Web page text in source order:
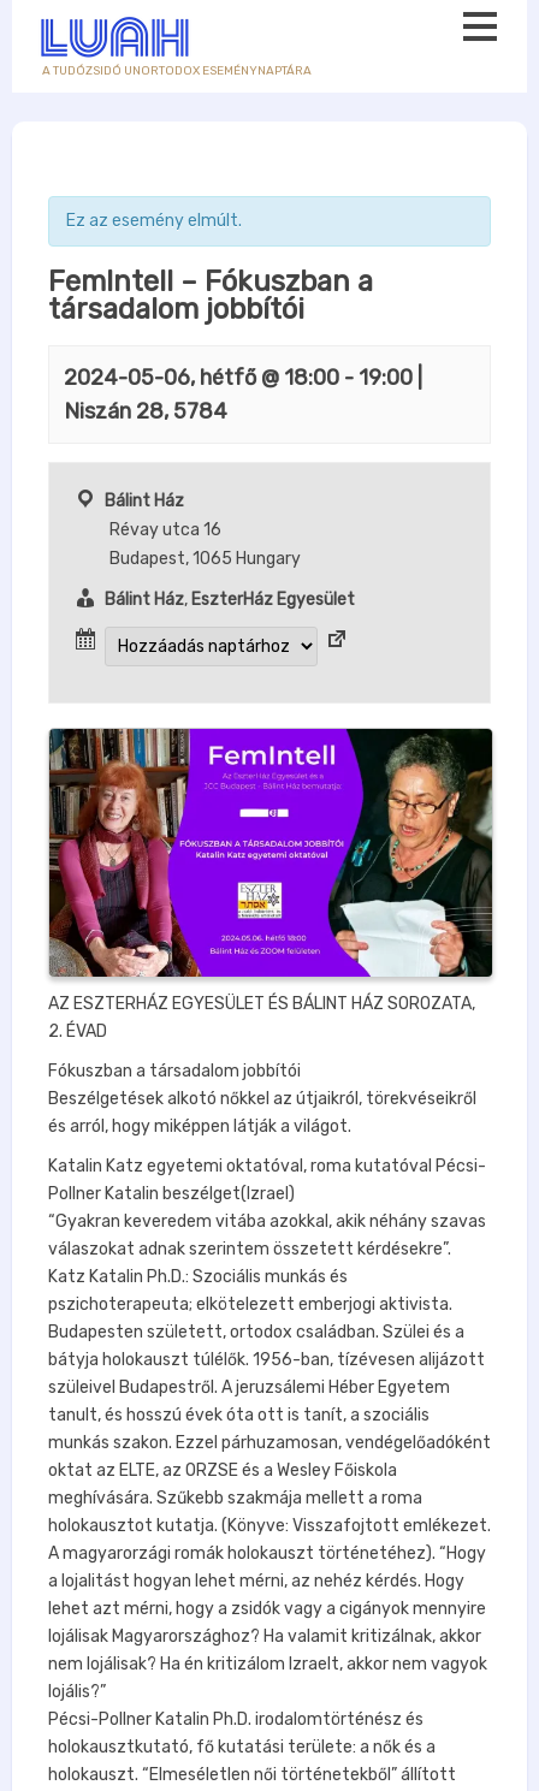
A TUDÓZSIDÓ UNORTODOX ESEMÉNYNAPTÁRA
Ez az esemény elmúlt.
FemIntell – Fókuszban a
társadalom jobbítói
2024-05-06, hétfő @ 18:00 - 19:00
Niszán 28, 5784
Bálint Ház
Révay utca 16
Budapest,1065 Hungary
Bálint Ház, EszterHáz Egyesület
AZ ESZTERHÁZ EGYESÜLET ÉS BÁLINT HÁZ SOROZATA,
2. ÉVAD
Fókuszban a társadalom jobbítói
Beszélgetések alkotó nőkkel az útjaikról, törekvéseikről
és arról, hogy miképpen látják a világot.
Katalin Katz egyetemi oktatóval, roma kutatóval Pécsi-
Pollner Katalin beszélget(Izrael)
“Gyakran keveredem vitába azokkal, akik néhány szavas
válaszokat adnak szerintem összetett kérdésekre”.
Katz Katalin Ph.D.: Szociális munkás és
pszichoterapeuta; elkötelezett emberjogi aktivista.
Budapesten született, ortodox családban. Szülei és a
bátyja holokauszt túlélők. 1956-ban, tízévesen alijázott
szüleivel Budapestről. A jeruzsálemi Héber Egyetem
tanult, és hosszú évek óta ott is tanít, a szociális
munkás szakon. Ezzel párhuzamosan, vendégelőadóként
oktat az ELTE, az ORZSE és a Wesley Főiskola
meghívására. Szűkebb szakmája mellett a roma
holokausztot kutatja. (Könyve: Visszafojtott emlékezet.
A magyarorzági romák holokauszt történetéhez). “Hogy
a lojalitást hogyan lehet mérni, az nehéz kérdés. Hogy
lehet azt mérni, hogy a zsidók vagy a cigányok mennyire
lojálisak Magyarországhoz? Ha valamit kritizálnak, akkor
nem lojálisak? Ha én kritizálom Izraelt, akkor nem vagyok
lojális?”
Pécsi-Pollner Katalin Ph.D. irodalomtörténész és
holokausztkutató, fő kutatási területe: a nők és a
holokauszt. “Elmeséletlen női történetekből” állított